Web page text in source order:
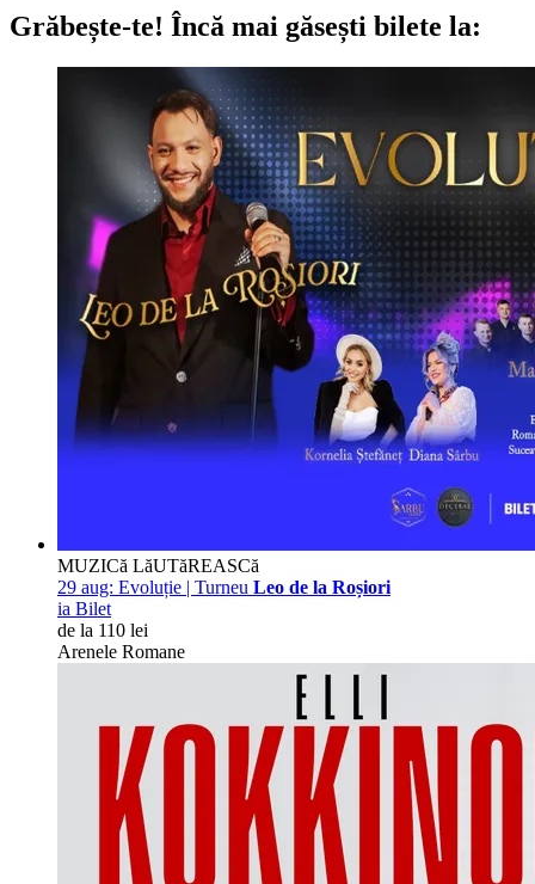
Grăbește-te! Încă mai găsești bilete la:
MUZICă LăUTăREASCă
29 aug: Evoluție | Turneu Leo de la Roșiori
ia Bilet
de la 110 lei
Arenele Romane